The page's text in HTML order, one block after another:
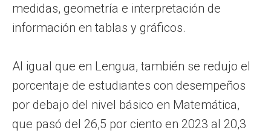
medidas, geometría e interpretación de
información en tablas y gráficos.
Al igual que en Lengua, también se redujo el
porcentaje de estudiantes con desempeños
por debajo del nivel básico en Matemática,
que pasó del 26,5 por ciento en 2023 al 20,3